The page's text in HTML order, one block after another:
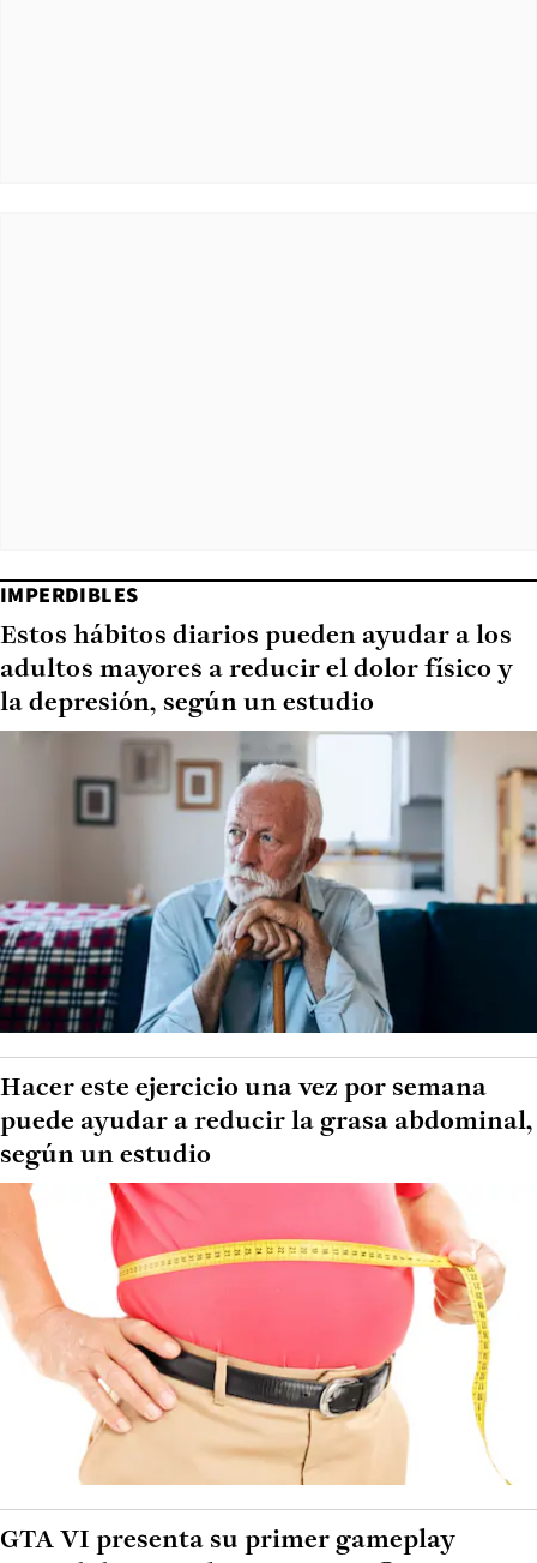
IMPERDIBLES
Estos hábitos diarios pueden ayudar a los
adultos mayores a reducir el dolor físico y
la depresión, según un estudio
Hacer este ejercicio una vez por semana
puede ayudar a reducir la grasa abdominal,
según un estudio
GTA VI presenta su primer gameplay